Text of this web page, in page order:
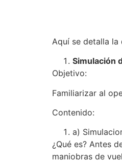
Aquí se detalla
Simulación
Objetivo:
Familiarizar al
Contenido:
a)
¿Qué es? Antes
maniobras de